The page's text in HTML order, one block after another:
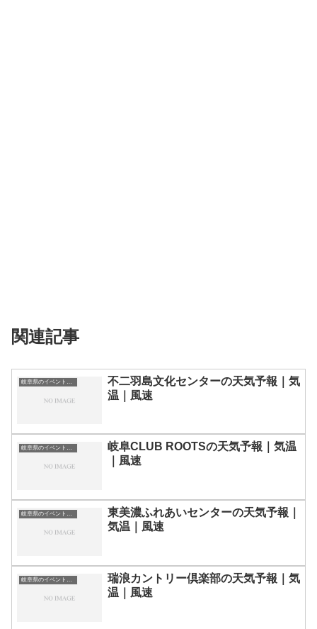
関連記事
岐阜県のイベント会場一覧
不二羽島文化センターの天気予報｜気
温｜風速
岐阜県のイベント会場一覧
岐阜CLUB ROOTSの天気予報｜気温
｜風速
岐阜県のイベント会場一覧
東美濃ふれあいセンターの天気予報｜
気温｜風速
岐阜県のイベント会場一覧
瑞浪カントリー倶楽部の天気予報｜気
温｜風速